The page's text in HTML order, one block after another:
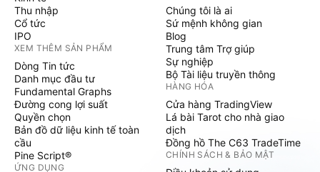
Thu nhập
Cổ tức
IPO
XEM THÊM SẢN PHẨM
Dòng Tin tức
Danh mục đầu tư
Fundamental Graphs
Đường cong lợi suất
Quyền chọn
Bản đồ dữ liệu kinh tế toàn
cầu
Pine Script®
ỨNG DỤNG
Chúng tôi là ai
Sứ mệnh không gian
Blog
Trung tâm Trợ giúp
Sự nghiệp
Bộ Tài liệu truyền thông
HÀNG HÓA
Cửa hàng TradingView
Lá bài Tarot cho nhà giao
dịch
Đồng hồ The C63 TradeTime
CHÍNH SÁCH & BẢO MẬT